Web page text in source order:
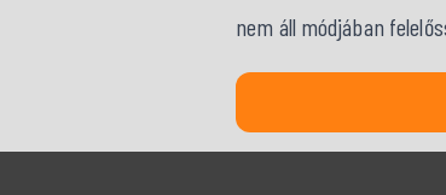
nem áll módjában